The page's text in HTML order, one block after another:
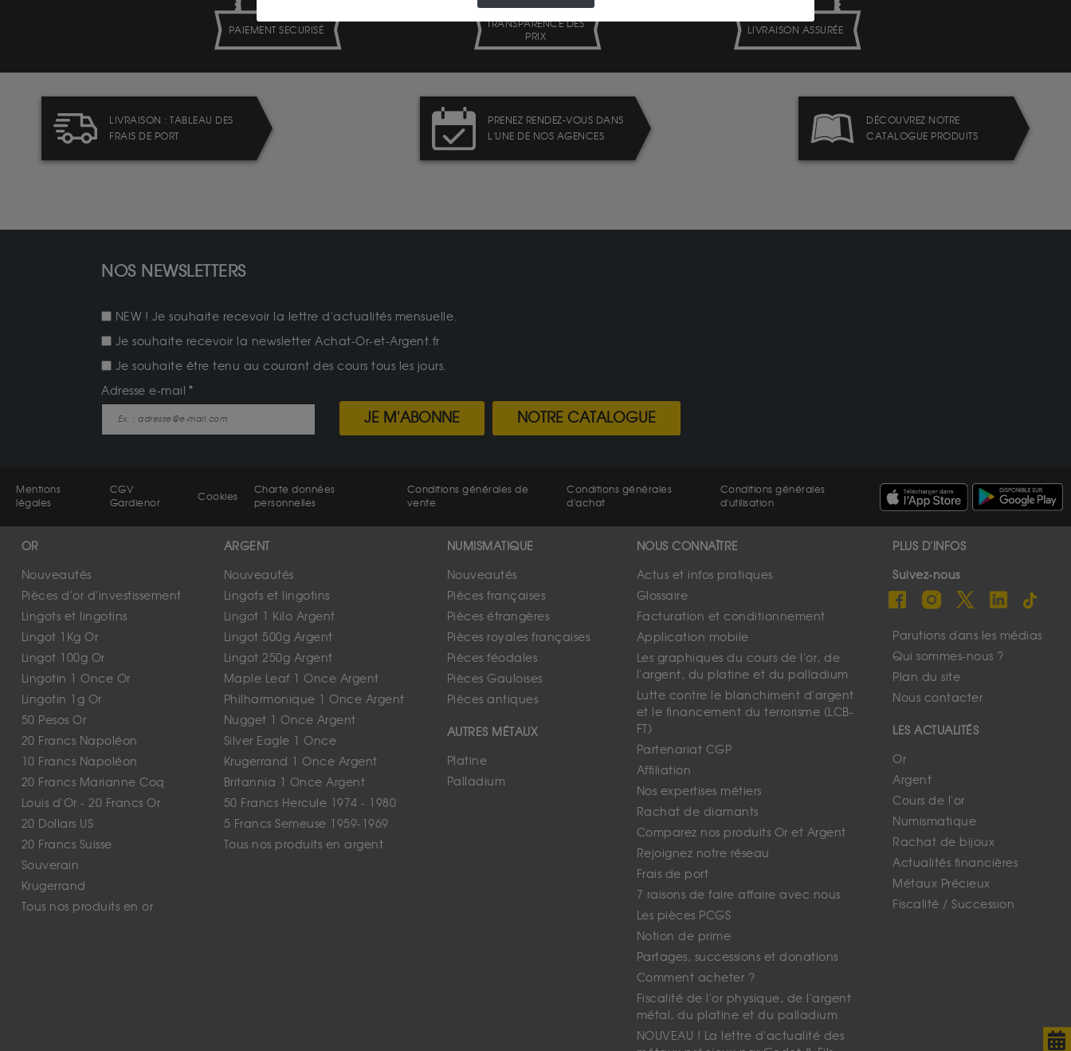
PAIEMENT SECURISÉ
TRANSPARENCE DES
PRIX
LIVRAISON ASSURÉE
LIVRAISON : TABLEAU DES
FRAIS DE PORT
PRENEZ RENDEZ-VOUS DANS
L'UNE DE NOS AGENCES
DÉCOUVREZ NOTRE
CATALOGUE PRODUITS
NOS NEWSLETTERS
NEW ! Je souhaite recevoir la lettre d'actualités mensuelle.
Je souhaite recevoir la newsletter Achat-Or-et-Argent.fr
Je souhaite être tenu au courant des cours tous les jours.
Adresse e-mail
JE M'ABONNE NOTRE CATALOGUE
Mentions
légales
CGV
Gardienor
Cookies
Charte données
personnelles
Conditions générales de
vente
Conditions générales
d'achat
Conditions générales
d'utilisation
OR
Nouveautés
Pièces d'or d'investissement
Lingots et lingotins
Lingot 1Kg Or
Lingot 100g Or
Lingotin 1 Once Or
Lingotin 1g Or
50 Pesos Or
20 Francs Napoléon
10 Francs Napoléon
20 Francs Marianne Coq
Louis d'Or - 20 Francs Or
20 Dollars US
20 Francs Suisse
Souverain
Krugerrand
Tous nos produits en or
ARGENT
Nouveautés
Lingots et lingotins
Lingot 1 Kilo Argent
Lingot 500g Argent
Lingot 250g Argent
Maple Leaf 1 Once Argent
Philharmonique 1 Once Argent
Nugget 1 Once Argent
Silver Eagle 1 Once
Krugerrand 1 Once Argent
Britannia 1 Once Argent
50 Francs Hercule 1974 - 1980
5 Francs Semeuse 1959-1969
Tous nos produits en argent
NUMISMATIQUE
Nouveautés
Pièces françaises
Pièces étrangères
Pièces royales françaises
Pièces féodales
Pièces Gauloises
Pièces antiques
AUTRES MÉTAUX
Platine
Palladium
NOUS CONNAÎTRE
Actus et infos pratiques
Glossaire
Facturation et conditionnement
Application mobile
Les graphiques du cours de l'or, de
l'argent, du platine et du palladium
Lutte contre le blanchiment d'argent
et le financement du terrorisme (LCB-
FT)
Partenariat CGP
Affiliation
Nos expertises métiers
Rachat de diamants
Comparez nos produits Or et Argent
Rejoignez notre réseau
Frais de port
7 raisons de faire affaire avec nous
Les pièces PCGS
Notion de prime
Partages, successions et donations
Comment acheter ?
Fiscalité de l'or physique, de l'argent
métal, du platine et du palladium
NOUVEAU ! La lettre d'actualité des
PLUS D'INFOS
Suivez-nous
Parutions dans les médias
Qui sommes-nous ?
Plan du site
Nous contacter
LES ACTUALITÉS
Or
Argent
Cours de l'or
Numismatique
Rachat de bijoux
Actualités financières
Métaux Précieux
Fiscalité / Succession